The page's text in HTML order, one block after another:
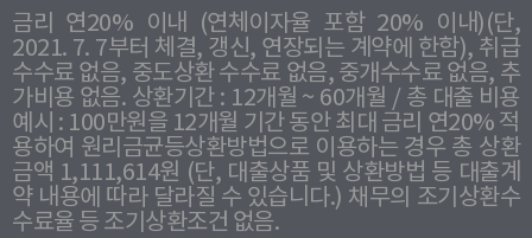
금리 연20% 이내 (연체이자율 포함 20% 이내)(단,
2021. 7. 7부터 체결, 갱신, 연장되는 계약에 한함), 취급
수수료 없음, 중도상환 수수료 없음, 중개수수료 없음, 추
가비용 없음. 상환기간 : 12개월 ~ 60개월 / 총 대출 비용
예시 : 100만원을 12개월 기간 동안 최대 금리 연20% 적
용하여 원리금균등상환방법으로 이용하는 경우 총 상환
금액 1,111,614원 (단, 대출상품 및 상환방법 등 대출계
약 내용에 따라 달라질 수 있습니다.) 채무의 조기상환수
수료율 등 조기상환조건 없음.